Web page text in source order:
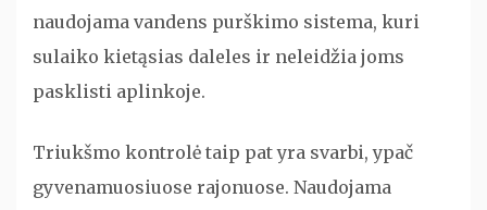
naudojama vandens purškimo sistema, kuri
sulaiko kietąsias daleles ir neleidžia joms
pasklisti aplinkoje.
Triukšmo kontrolė taip pat yra svarbi, ypač
gyvenamuosiuose rajonuose. Naudojama